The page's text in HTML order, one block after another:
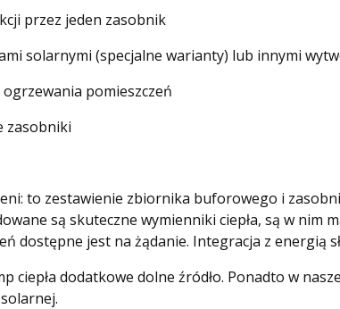
przez jeden zasobnik
solarnymi (specjalne warianty) lub innymi
pomieszczeń
zasobniki
to zestawienie zbiornika buforowego i
są skuteczne wymienniki ciepła, są w nim
dostępne jest na żądanie. Integracja z energią
ciepła dodatkowe dolne źródło. Ponadto w